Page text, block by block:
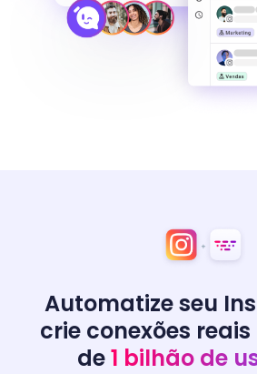
Automatize seu
crie conexões
de1 bilhão de